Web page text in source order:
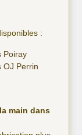
:
Poiray
OJ Perrin
main dans